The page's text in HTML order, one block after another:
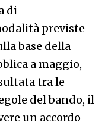
di
previste
base della
a maggio,
tra le
del bando, il
un accordo